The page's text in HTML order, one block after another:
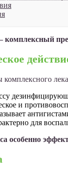
комплексный
и
для
особенно